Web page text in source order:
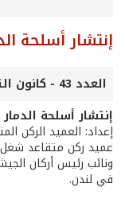
إنتشار أسلحة
العدد 43 - كانون الثاني 2003
إنتشار أسلحة
إعداد: العميد الركن
عميد ركن متقاعد شغل
ونائب رئيس أركان
في لندن.